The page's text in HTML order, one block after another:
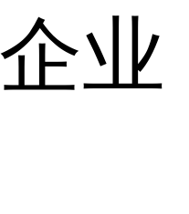
企业